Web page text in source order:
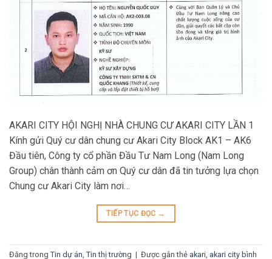
AKARI CITY HỘI NGHỊ NHÀ CHUNG CƯ AKARI CITY LẦN 1
Kính gửi Quý cư dân chung cư Akari City Block AK1 – AK6
Đầu tiên, Công ty cổ phần Đầu Tư Nam Long (Nam Long
Group) chân thành cảm ơn Quý cư dân đã tin tưởng lựa chọn
Chung cư Akari City làm nơi…
TIẾP TỤC ĐỌC →
Đăng trong Tin dự án, Tin thị trường | Được gắn thẻ akari, akari city bình